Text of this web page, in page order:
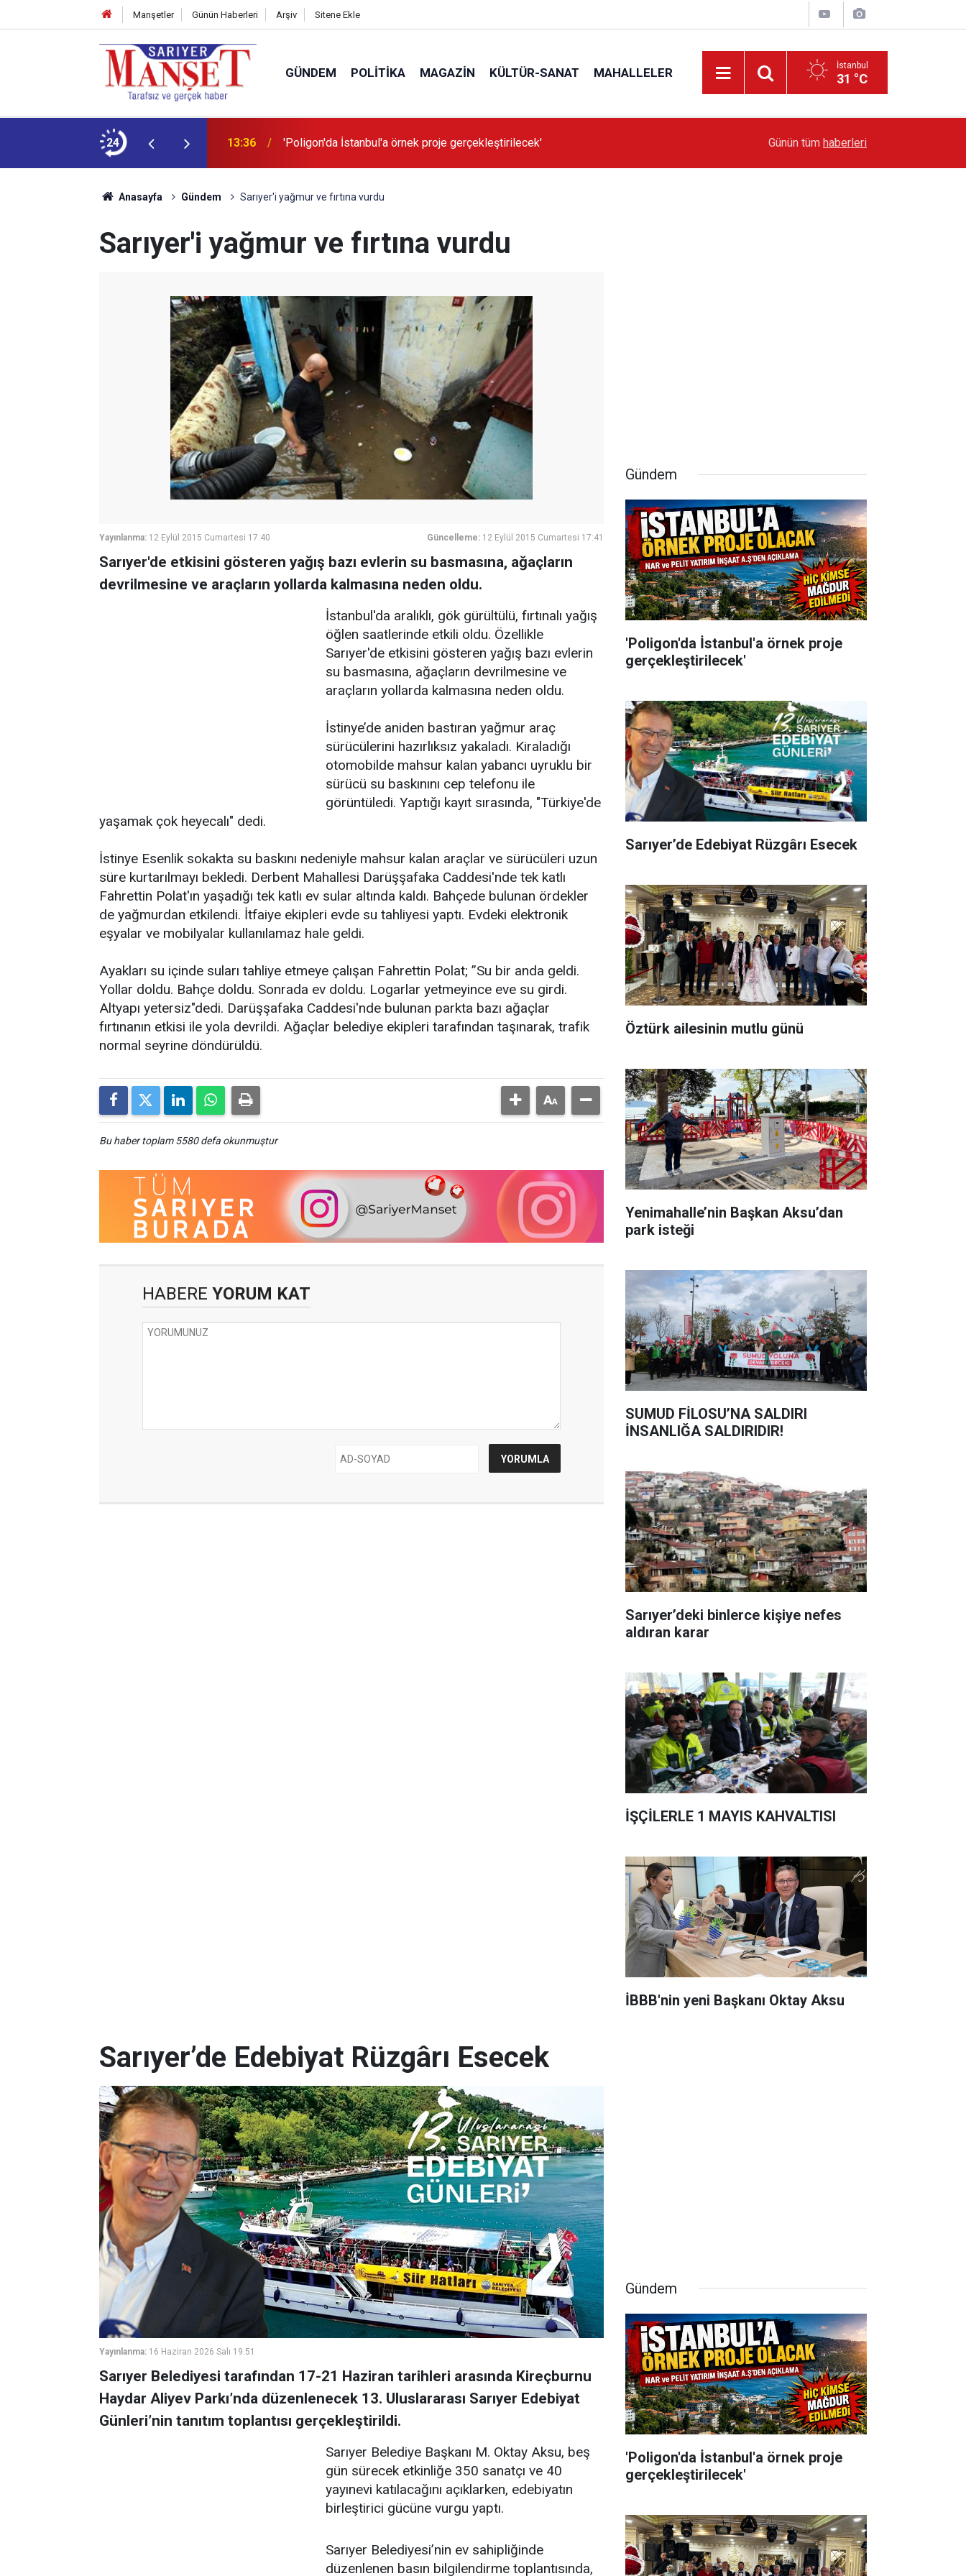
Manşetler Günün Haberleri Arşiv Sitene Ekle
GÜNDEM POLITIKA MAGAZIN KÜLTÜR-SANAT MAHALLELER İstanbul
31 °C
24 13:36 'Poligon'da İstanbul'a örnek proje gerçekleştirilecek' Sarıyer’de Edebiyat Rüzgârı Esecek
Günün tüm haberleri
Anasayfa Gündem Sarıyer'i yağmur ve fırtına vurdu
Sarıyer'i yağmur ve fırtına vurdu
Yayınlanma: 12 Eylül 2015 Cumartesi 17:40 Güncelleme: 12 Eylül 2015 Cumartesi 17:41
Sarıyer'de etkisini gösteren yağış bazı evlerin su basmasına, ağaçların
devrilmesine ve araçların yollarda kalmasına neden oldu.
İstanbul'da aralıklı, gök gürültülü, fırtınalı yağış
öğlen saatlerinde etkili oldu. Özellikle
Sarıyer'de etkisini gösteren yağış bazı evlerin
su basmasına, ağaçların devrilmesine ve
araçların yollarda kalmasına neden oldu.
İstinye’de aniden bastıran yağmur araç
sürücülerini hazırlıksız yakaladı. Kiraladığı
otomobilde mahsur kalan yabancı uyruklu bir
sürücü su baskınını cep telefonu ile
görüntüledi. Yaptığı kayıt sırasında, "Türkiye'de
yaşamak çok heyecalı" dedi.
İstinye Esenlik sokakta su baskını nedeniyle mahsur kalan araçlar ve sürücüleri uzun
süre kurtarılmayı bekledi. Derbent Mahallesi Darüşşafaka Caddesi'nde tek katlı
Fahrettin Polat'ın yaşadığı tek katlı ev sular altında kaldı. Bahçede bulunan ördekler
de yağmurdan etkilendi. İtfaiye ekipleri evde su tahliyesi yaptı. Evdeki elektronik
eşyalar ve mobilyalar kullanılamaz hale geldi.
Ayakları su içinde suları tahliye etmeye çalışan Fahrettin Polat; ’’Su bir anda geldi.
Yollar doldu. Bahçe doldu. Sonrada ev doldu. Logarlar yetmeyince eve su girdi.
Altyapı yetersiz"dedi. Darüşşafaka Caddesi'nde bulunan parkta bazı ağaçlar
fırtınanın etkisi ile yola devrildi. Ağaçlar belediye ekipleri tarafından taşınarak, trafik
normal seyrine döndürüldü.
Bu haber toplam 5580 defa okunmuştur
HABERE YORUM KAT
Gündem
'Poligon'da İstanbul'a örnek proje
gerçekleştirilecek'
Sarıyer’de Edebiyat Rüzgârı Esecek
Öztürk ailesinin mutlu günü
Yenimahalle’nin Başkan Aksu’dan
park isteği
SUMUD FİLOSU’NA SALDIRI
İNSANLIĞA SALDIRIDIR!
Sarıyer’deki binlerce kişiye nefes
aldıran karar
İŞÇİLERLE 1 MAYIS KAHVALTISI
İBBB'nin yeni Başkanı Oktay Aksu
Sarıyer’de Edebiyat Rüzgârı Esecek
Yayınlanma: 16 Haziran 2026 Salı 19:51
Sarıyer Belediyesi tarafından 17-21 Haziran tarihleri arasında Kireçburnu
Haydar Aliyev Parkı’nda düzenlenecek 13. Uluslararası Sarıyer Edebiyat
Günleri’nin tanıtım toplantısı gerçekleştirildi.
Sarıyer Belediye Başkanı M. Oktay Aksu, beş
gün sürecek etkinliğe 350 sanatçı ve 40
yayınevi katılacağını açıklarken, edebiyatın
birleştirici gücüne vurgu yaptı.
Sarıyer Belediyesi’nin ev sahipliğinde
düzenlenen basın bilgilendirme toplantısında,
Gündem
'Poligon'da İstanbul'a örnek proje
gerçekleştirilecek'